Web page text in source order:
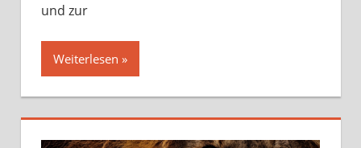
und zur
Weiterlesen »